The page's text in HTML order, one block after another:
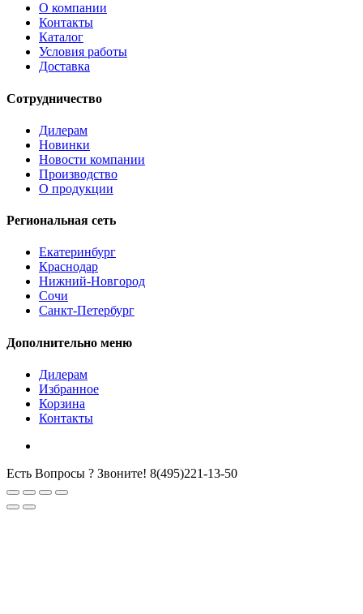
О компании
Контакты
Каталог
Условия работы
Доставка
Сотрудничество
Дилерам
Новинки
Новости компании
Производство
О продукции
Региональная сеть
Екатеринбург
Краснодар
Нижний-Новгород
Сочи
Санкт-Петербург
Дополнительно меню
Дилерам
Избранное
Корзина
Контакты
Есть Вопросы ? Звоните! 8(495)221-13-50